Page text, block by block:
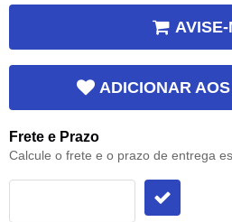
AVISE-
ADICIONAR
Frete e Prazo
Calcule o frete e o prazo de entrega